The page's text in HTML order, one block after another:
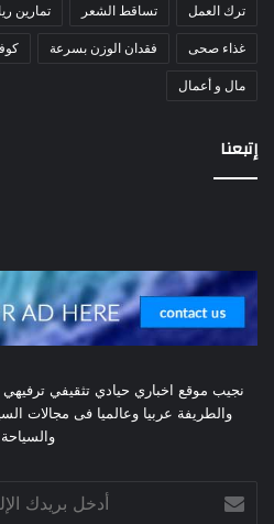
ترك العمل تساقط الشعر تمارين
غذاء صحى فقدان الوزن بسرعة
مال و أعمال
إتبعنا
نجيب موقع اخباري حيادي تثقيفي ترفيهي
والطريفة عربيا وعالميا فى مجالات
والسياحة
أدخل
بريدك